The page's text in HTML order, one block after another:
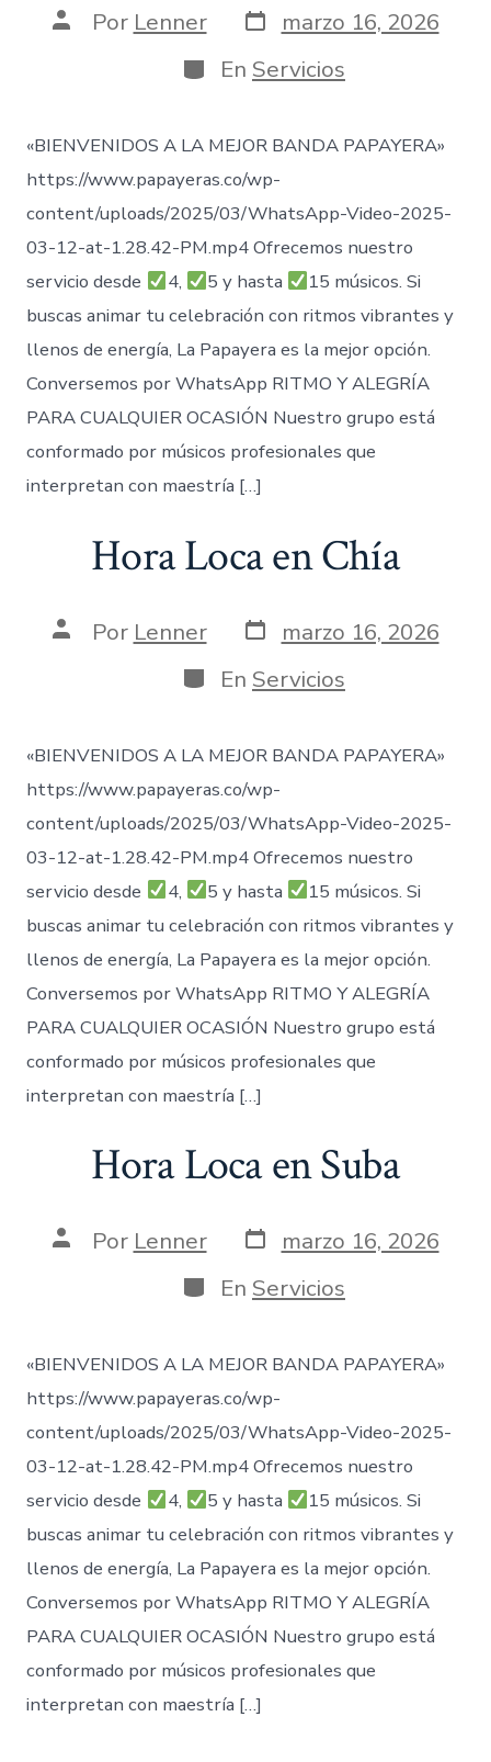
AutorPor Lenner Fecha
de
publicación
marzo 16, 2026
Categorías
En Servicios
«BIENVENIDOS A LA MEJOR BANDA PAPAYERA»
https://www.papayeras.co/wp-
content/uploads/2025/03/WhatsApp-Video-2025-
03-12-at-1.28.42-PM.mp4 Ofrecemos nuestro
servicio desde
4, 5 y hasta
15 músicos. Si
buscas animar tu celebración con ritmos vibrantes y
llenos de energía, La Papayera es la mejor opción.
Conversemos por WhatsApp RITMO Y ALEGRÍA
PARA CUALQUIER OCASIÓN Nuestro grupo está
conformado por músicos profesionales que
interpretan con maestría […]
Hora Loca en Chía
AutorPor Lenner Fecha
de
publicación
marzo 16, 2026
Categorías
En Servicios
«BIENVENIDOS A LA MEJOR BANDA PAPAYERA»
https://www.papayeras.co/wp-
content/uploads/2025/03/WhatsApp-Video-2025-
03-12-at-1.28.42-PM.mp4 Ofrecemos nuestro
servicio desde
4, 5 y hasta
15 músicos. Si
buscas animar tu celebración con ritmos vibrantes y
llenos de energía, La Papayera es la mejor opción.
Conversemos por WhatsApp RITMO Y ALEGRÍA
PARA CUALQUIER OCASIÓN Nuestro grupo está
conformado por músicos profesionales que
interpretan con maestría […]
Hora Loca en Suba
AutorPor Lenner Fecha
de
publicación
marzo 16, 2026
Categorías
En Servicios
«BIENVENIDOS A LA MEJOR BANDA PAPAYERA»
https://www.papayeras.co/wp-
content/uploads/2025/03/WhatsApp-Video-2025-
03-12-at-1.28.42-PM.mp4 Ofrecemos nuestro
servicio desde
4, 5 y hasta
15 músicos. Si
buscas animar tu celebración con ritmos vibrantes y
llenos de energía, La Papayera es la mejor opción.
Conversemos por WhatsApp RITMO Y ALEGRÍA
PARA CUALQUIER OCASIÓN Nuestro grupo está
conformado por músicos profesionales que
interpretan con maestría […]